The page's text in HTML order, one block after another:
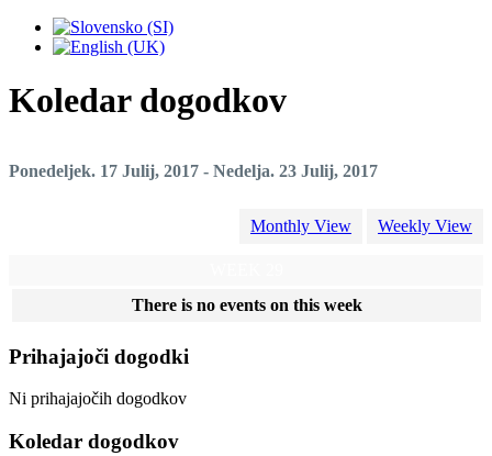
Koledar dogodkov
Ponedeljek. 17 Julij, 2017 - Nedelja. 23 Julij, 2017
Monthly View Weekly View
There is no events on this week
Prihajajoči dogodki
Ni prihajajočih dogodkov
Koledar dogodkov